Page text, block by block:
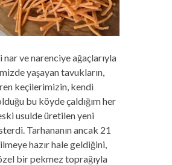
nar ve narenciye ağaçlarıyla
yaşayan tavukların,
keçilerimizin, kendi
bu köyde çaldığım her
usulde üretilen yeni
Tarhananın ancak 21
hazır hale geldiğini,
bir pekmez toprağıyla